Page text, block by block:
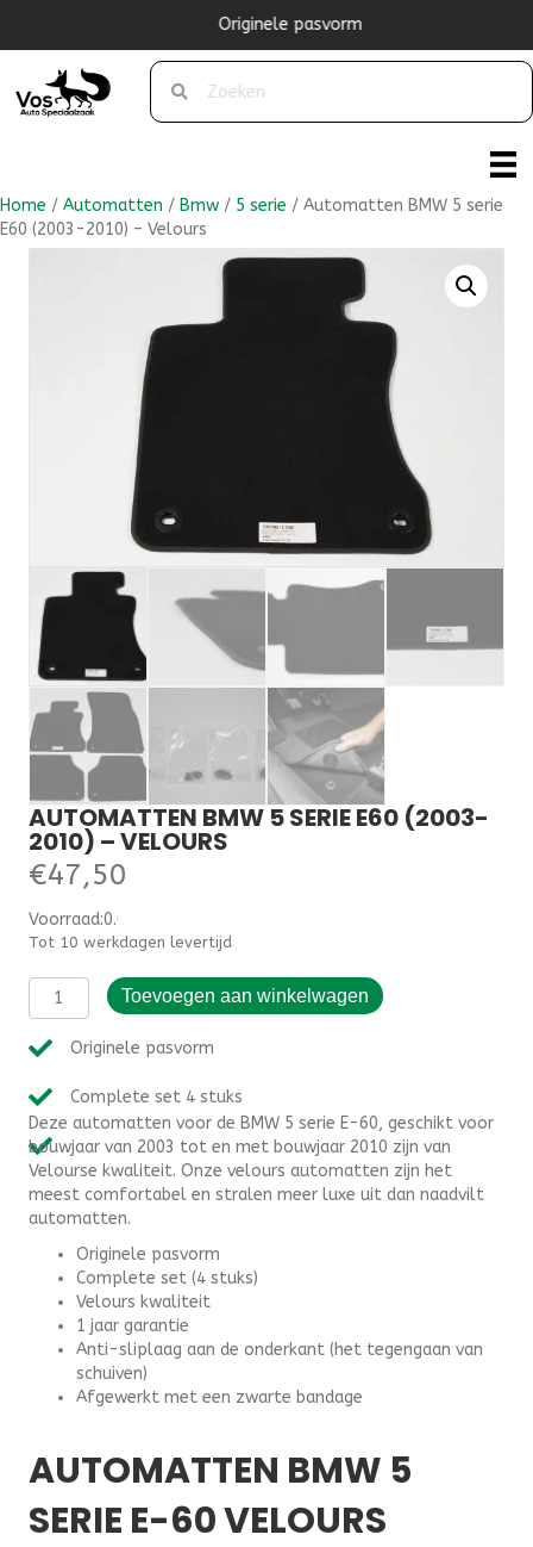
Originele pasvorm
Home / Automatten / Bmw / 5 serie / Automatten BMW 5 serie
E60 (2003-2010) – Velours
AUTOMATTEN BMW 5 SERIE E60 (2003-
2010) – VELOURS
€47,50
Voorraad:0.000000
Tot 10 werkdagen levertijd
Automatten
BMW
serie
(2003-
2010)
-
Velours
aantal
Toevoegen aan winkelwagen
Originele pasvorm
Complete set 4 stuks
Deze automatten voor de BMW 5 serie E-60, geschikt voor
bouwjaar van 2003 tot en met bouwjaar 2010 zijn van
Velourse kwaliteit. Onze velours automatten zijn het
meest comfortabel en stralen meer luxe uit dan naadvilt
automatten.
Originele pasvorm
Complete set (4 stuks)
Velours kwaliteit
1 jaar garantie
Anti-sliplaag aan de onderkant (het tegengaan van
schuiven)
Afgewerkt met een zwarte bandage
AUTOMATTEN BMW 5
SERIE E-60 VELOURS